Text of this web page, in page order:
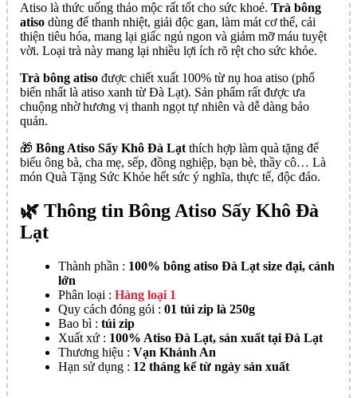
Atiso là thức uống thảo mộc rất tốt cho sức khoẻ. Trà bông
atiso dùng để thanh nhiệt, giải độc gan, làm mát cơ thể, cải
thiện tiêu hóa, mang lại giấc ngủ ngon và giảm mỡ máu tuyệt
vời. Loại trà này mang lại nhiều lợi ích rõ rệt cho sức khỏe.
Trà bông atiso được chiết xuất 100% từ nụ hoa atiso (phổ
biến nhất là atiso xanh từ Đà Lạt). Sản phẩm rất được ưa
chuộng nhờ hương vị thanh ngọt tự nhiên và dễ dàng bảo
quản.
🎁 Bông Atiso Sấy Khô Đà Lạt thích hợp làm quà tặng để
biếu ông bà, cha mẹ, sếp, đồng nghiệp, bạn bè, thầy cô… Là
món Quà Tặng Sức Khỏe hết sức ý nghĩa, thực tế, độc đáo.
🌿 Thông tin Bông Atiso Sấy Khô Đà
Lạt
Thành phần : 100% bông atiso Đà Lạt size đại, cánh
lớn
Phân loại : Hàng loại 1
Quy cách đóng gói : 01 túi zip là 250g
Bao bì : túi zip
Xuất xứ : 100% Atiso Đà Lạt, sản xuất tại Đà Lạt
Thương hiệu : Vạn Khánh An
Hạn sử dụng : 12 tháng kể từ ngày sản xuất